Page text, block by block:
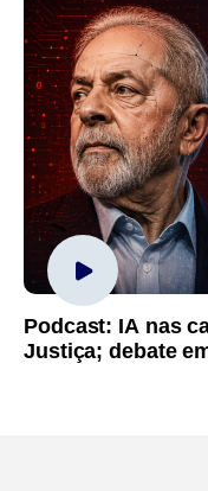
Podcast: IA nas
Justiça; debate